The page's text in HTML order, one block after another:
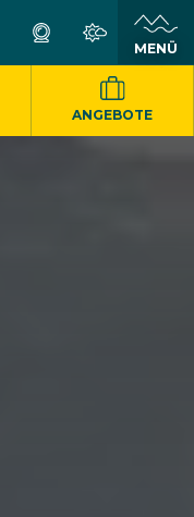
MENÜ
ANGEBOTE